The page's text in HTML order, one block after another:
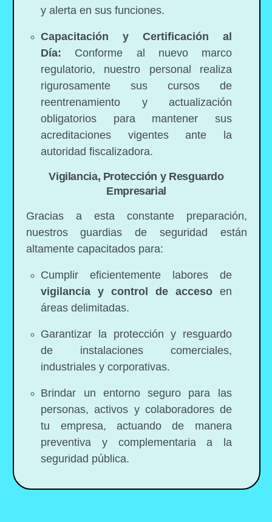
y alerta en sus funciones.
Capacitación y Certificación al
Día: Conforme al nuevo marco
regulatorio, nuestro personal realiza
rigurosamente sus cursos de
reentrenamiento y actualización
obligatorios para mantener sus
acreditaciones vigentes ante la
autoridad fiscalizadora.
Vigilancia, Protección y Resguardo
Empresarial
Gracias a esta constante preparación,
nuestros guardias de seguridad están
altamente capacitados para:
Cumplir eficientemente labores de
vigilancia y control de accesoen
áreas delimitadas.
Garantizar la protección y resguardo
de instalaciones comerciales,
industriales y corporativas.
Brindar un entorno seguro para las
personas, activos y colaboradores de
tu empresa, actuando de manera
preventiva y complementaria a la
seguridad pública.